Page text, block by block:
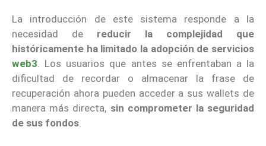
La introducción de este sistema responde a la
necesidad de reducir la complejidad que
históricamente ha limitado la adopción de servicios
web3 . Los usuarios que antes se enfrentaban a la
dificultad de recordar o almacenar la frase de
recuperación ahora pueden acceder a sus wallets de
manera más directa, sin comprometer la seguridad
de sus fondos